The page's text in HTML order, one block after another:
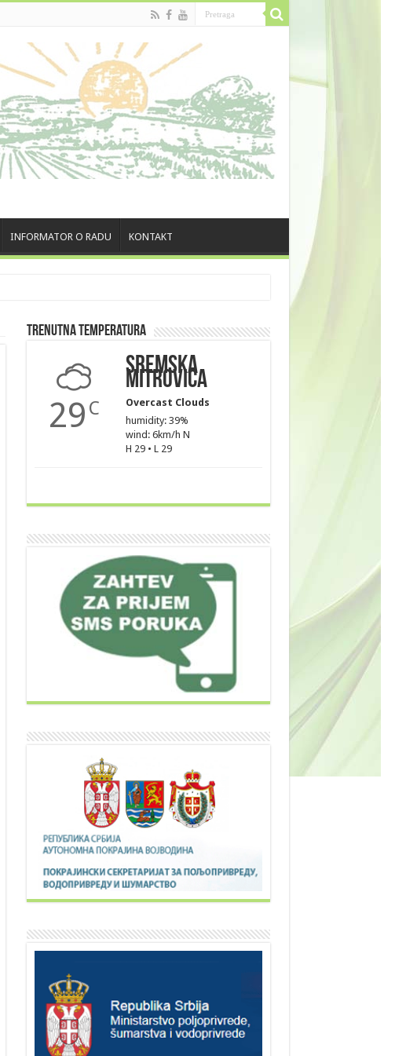
INFORMATOR O RADU KONTAKT
Trenutna Temperatura
29 C
Sremska
Mitrovica
Overcast Clouds
humidity: 39%
wind: 6km/h N
H 29 • L 29